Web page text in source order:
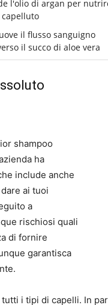
l'olio di argan per
il flusso sanguigno
il succo di aloe vera
shampoo
ha
include anche
ai tuoi
a
rischiosi quali
di fornire
garantisca
i tipi di capelli. In